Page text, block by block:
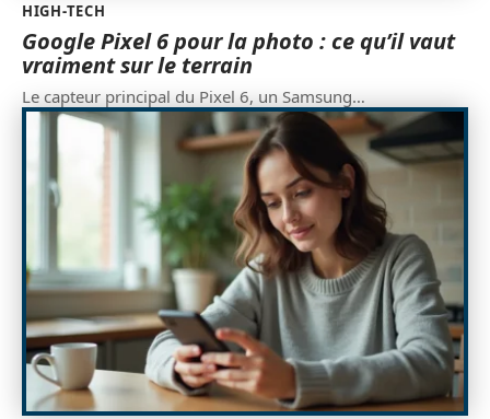
HIGH-TECH
Google Pixel 6 pour la photo : ce qu’il vaut
vraiment sur le terrain
Le capteur principal du Pixel 6, un Samsung…